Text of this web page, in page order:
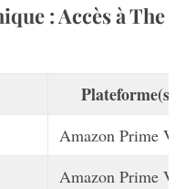
: Accès à The
Plateforme(s)
Amazon Prime
Amazon Prime